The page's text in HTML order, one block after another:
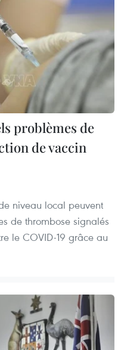
problèmes de
de vaccin
niveau local peuvent
de thrombose signalés
le COVID-19 grâce au